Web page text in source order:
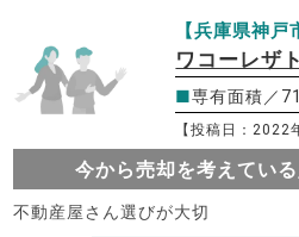
【兵庫県神戸
ワコーレザ
■専有面積／
【投稿日：2022
今から売却を考えてい
不動産屋さん選びが大切